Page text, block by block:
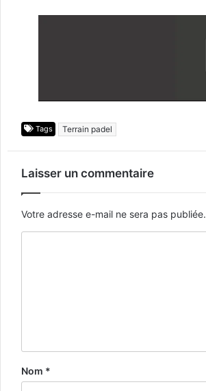
Tags Terrain padel
Laisser un commentaire
Votre adresse e-mail ne sera pas publiée.
Nom *